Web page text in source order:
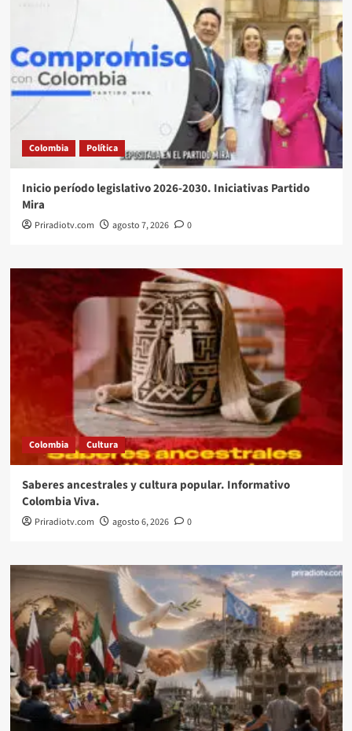
Colombia Política
Inicio período legislativo 2026-2030. Iniciativas Partido
Mira
Priradiotv.com agosto 7, 2026 0
Colombia Cultura
Saberes ancestrales y cultura popular. Informativo
Colombia Viva.
Priradiotv.com agosto 6, 2026 0